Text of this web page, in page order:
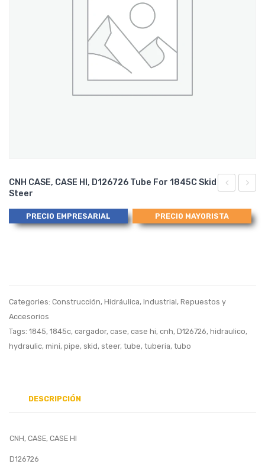
H673723
Tube
Hidraulico
CASE
HI,
Steer
CNH CASE, CASE HI, D126726 Tube For 1845C Skid
Steer
PRECIO EMPRESARIAL PRECIO MAYORISTA
Categories: Construcción, Hidráulica, Industrial, Repuestos y
Accesorios
Tags: 1845, 1845c, cargador, case, case hi, cnh, D126726, hidraulico,
hydraulic, mini, pipe, skid, steer, tube, tuberia, tubo
DESCRIPCIÓN
CNH, CASE, CASE HI
D126726